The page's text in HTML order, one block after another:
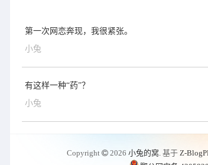
第一次网恋奔现，我很紧张。
小兔
有这样一种“药”？
小兔
Copyright 2026 小兔的窝. 基于 Z-